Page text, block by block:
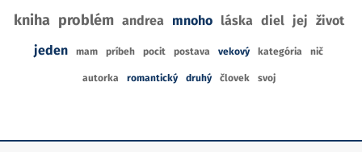
kniha problém andrea mnoho láska diel jej život
jeden
mam príbeh pocit postava vekový kategória nič
autorka romantický druhý človek svoj